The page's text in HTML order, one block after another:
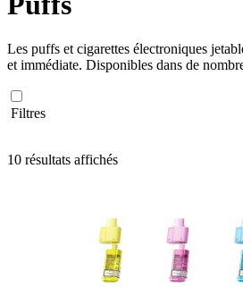
Les puffs et cigarettes électroniques
et immédiate. Disponibles dans de
Filtres
10 résultats affichésTrié
au
plus
ancien